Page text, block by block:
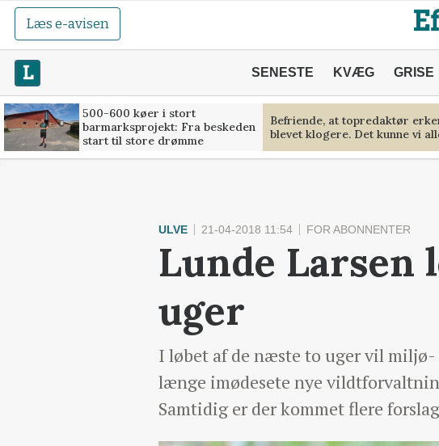
Læs e-avisen
SENESTE KVÆG GRISE
500-600 køer i stort
barmarksprojekt: Fra beskeden
start til store drømme
Befriende, at topredaktør
blevet klogere. Det kunne vi
ULVE 21-04-2018 11:54 FOR ABONNENTER
Lunde Larsen
uger
I løbet af de næste to uger vil miljø-
længe imødesete nye
Samtidig er der kommet flere